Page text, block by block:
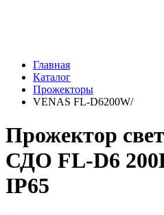
Главная
Каталог
Прожекторы
VENAS FL-D6200W/
Прожектор
СДО FL-D6
IP65